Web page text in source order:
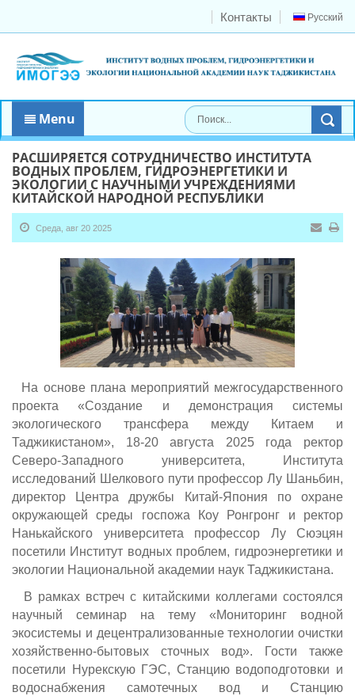
Русский
Контакты
Menu
РАСШИРЯЕТСЯ СОТРУДНИЧЕСТВО ИНСТИТУТА
ВОДНЫХ ПРОБЛЕМ, ГИДРОЭНЕРГЕТИКИ И
ЭКОЛОГИИ С НАУЧНЫМИ УЧРЕЖДЕНИЯМИ
КИТАЙСКОЙ НАРОДНОЙ РЕСПУБЛИКИ
Среда, авг 20 2025
На основе плана мероприятий межгосударственного
проекта «Создание и демонстрация системы
экологического трансфера между Китаем и
Таджикистаном», 18-20 августа 2025 года ректор
Северо-Западного университета, Института
исследований Шелкового пути профессор Лу Шаньбин,
директор Центра дружбы Китай-Япония по охране
окружающей среды госпожа Коу Ронгронг и ректор
Нанькайского университета профессор Лу Сюэцян
посетили Институт водных проблем, гидроэнергетики и
экологии Национальной академии наук Таджикистана.
В рамках встреч с китайскими коллегами состоялся
научный семинар на тему «Мониторинг водной
экосистемы и децентрализованные технологии очистки
хозяйственно-бытовых сточных вод». Гости также
посетили Нурекскую ГЭС, Станцию водоподготовки и
водоснабжения самотечных вод и Станцию